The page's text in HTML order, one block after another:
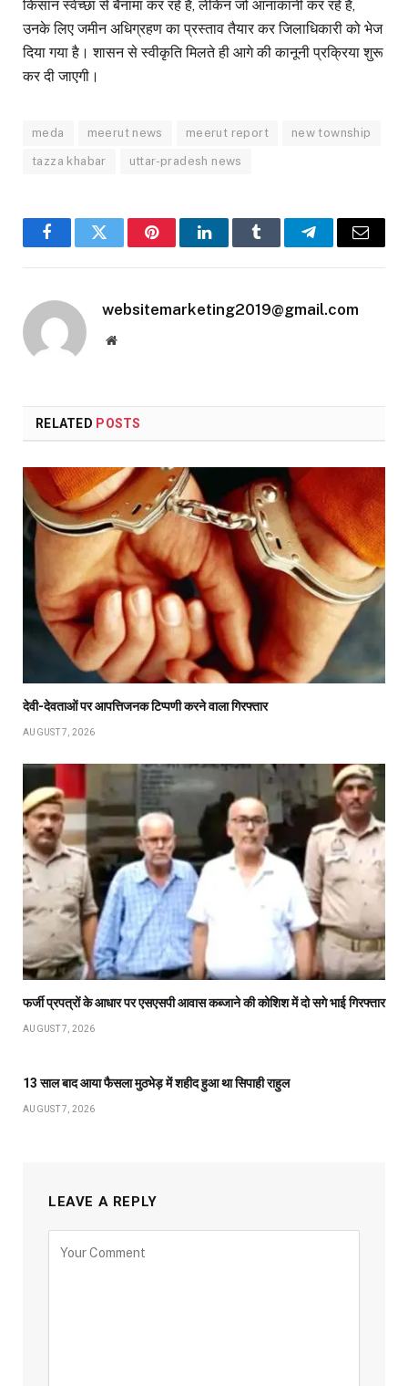
किसान स्वेच्छा से बैनामा कर रहे हैं, लेकिन जो आनाकानी कर रहे हैं,
उनके लिए जमीन अधिग्रहण का प्रस्ताव तैयार कर जिलाधिकारी को भेज
दिया गया है। शासन से स्वीकृति मिलते ही आगे की कानूनी प्रक्रिया शुरू
कर दी जाएगी।
meda meerut news meerut report new township
tazza khabar uttar-pradesh news
FacebookTwitter PinterestLinkedInTumblr TelegramEmail
websitemarketing2019@gmail.com
Website
RELATED POSTS
देवी-देवताओं पर आपत्तिजनक टिप्पणी करने वाला गिरफ्तार
AUGUST 7, 2026
फर्जी प्रपत्रों के आधार पर एसएसपी आवास कब्जाने की कोशिश में दो सगे भाई गिरफ्तार
AUGUST 7, 2026
13 साल बाद आया फैसला मुठभेड़ में शहीद हुआ था सिपाही राहुल
AUGUST 7, 2026
LEAVE A REPLY